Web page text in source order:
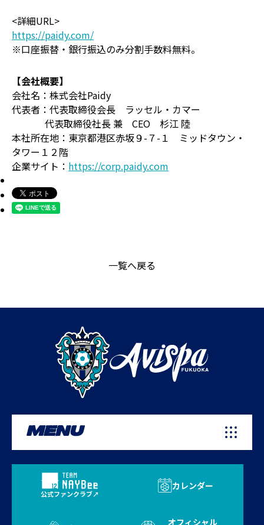
<詳細URL>
https://paidy.com/
※口座振替・銀行振込のみ分割手数料無料。
【会社概要】
会社名：株式会社Paidy
代表者：代表取締役会長 ラッセル・カマー
代表取締役社長 兼 CEO 杉江 陸
本社所在地：東京都港区赤坂９-７-１ ミッドタウン・
タワー１２階
企業サイト： https://corp.paidy.com
一覧へ戻る
MENU
公式ファンクラブ
カレンダー
オフィシャル